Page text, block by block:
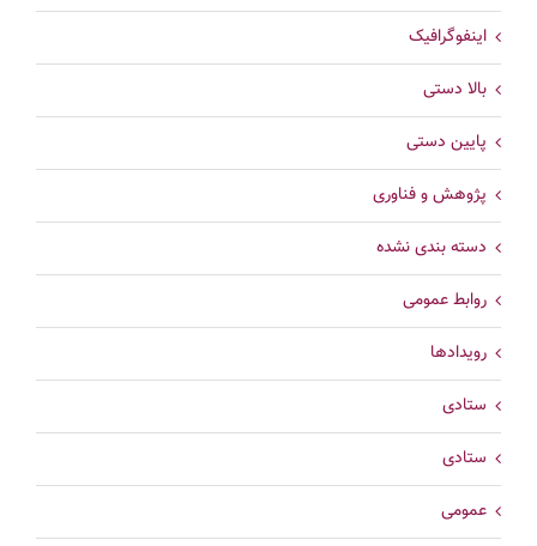
اینفوگرافیک
بالا دستی
پایین دستی
پژوهش و فناوری
دسته بندی نشده
روابط عمومی
رویدادها
ستادی
ستادی
عمومی